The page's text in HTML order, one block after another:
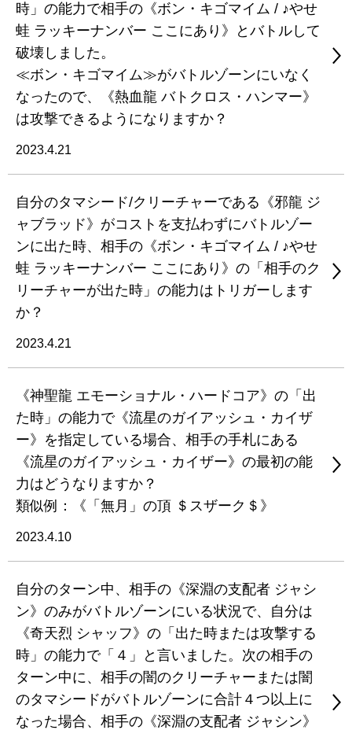
時」の能力で相手の《ボン・キゴマイム / ♪やせ
蛙 ラッキーナンバー ここにあり》とバトルして
破壊しました。
≪ボン・キゴマイム≫がバトルゾーンにいなく
なったので、《熱血龍 バトクロス・ハンマー》
は攻撃できるようになりますか？
2023.4.21
自分のタマシード/クリーチャーである《邪龍 ジ
ャブラッド》がコストを支払わずにバトルゾー
ンに出た時、相手の《ボン・キゴマイム / ♪やせ
蛙 ラッキーナンバー ここにあり》の「相手のク
リーチャーが出た時」の能力はトリガーします
か？
2023.4.21
《神聖龍 エモーショナル・ハードコア》の「出
た時」の能力で《流星のガイアッシュ・カイザ
ー》を指定している場合、相手の手札にある
《流星のガイアッシュ・カイザー》の最初の能
力はどうなりますか？
類似例：《「無月」の頂 ＄スザーク＄》
2023.4.10
自分のターン中、相手の《深淵の支配者 ジャシ
ン》のみがバトルゾーンにいる状況で、自分は
《奇天烈 シャッフ》の「出た時または攻撃する
時」の能力で「４」と言いました。次の相手の
ターン中に、相手の闇のクリーチャーまたは闇
のタマシードがバトルゾーンに合計４つ以上に
なった場合、相手の《深淵の支配者 ジャシン》